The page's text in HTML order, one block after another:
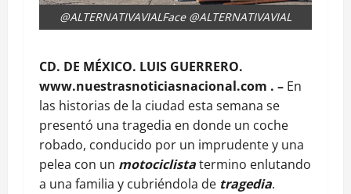
@ALTERNATIVAVIALFace @ALTERNATIVAVIAL
CD. DE MÉXICO. LUIS GUERRERO.
www.nuestrasnoticiasnacional.com . – En
las historias de la ciudad esta semana se
presentó una tragedia en donde un coche
robado, conducido por un imprudente y una
pelea con un motociclistatermino enlutando
a una familia y cubriéndola de tragedia.